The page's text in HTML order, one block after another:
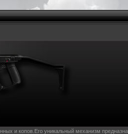
и копов.Его уникальный механизм